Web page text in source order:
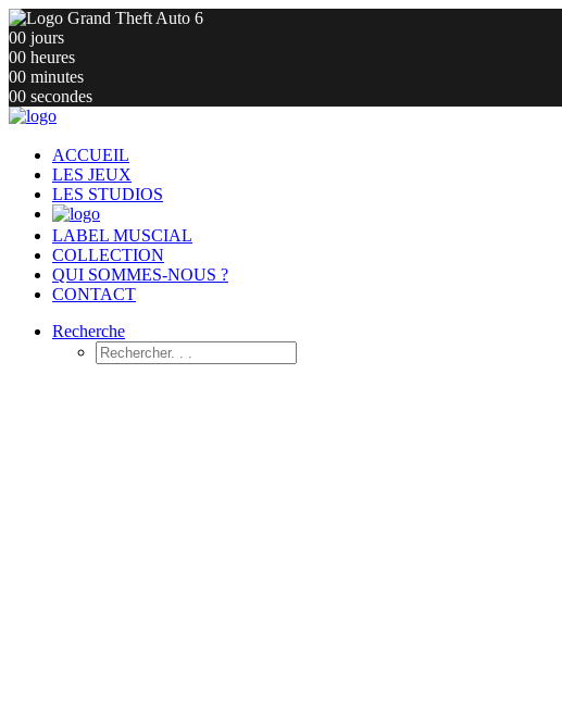
00 jours
00 heures
00 minutes
00 secondes
ACCUEIL
LES JEUX
LES STUDIOS
LABEL MUSCIAL
COLLECTION
QUI SOMMES-NOUS ?
CONTACT
Recherche